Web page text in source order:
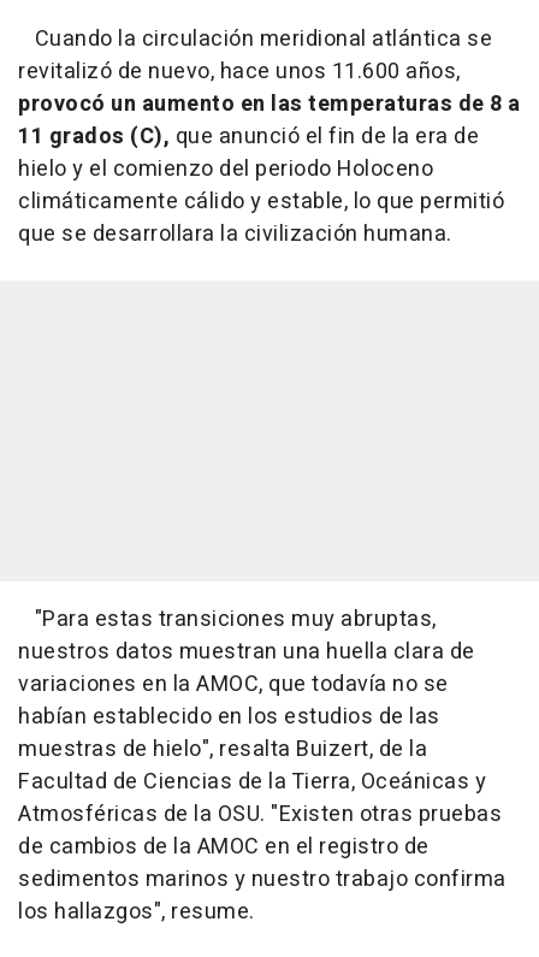
Cuando la circulación meridional atlántica se
revitalizó de nuevo, hace unos 11.600 años,
provocó un aumento en las temperaturas de 8 a
11 grados (C), que anunció el fin de la era de
hielo y el comienzo del periodo Holoceno
climáticamente cálido y estable, lo que permitió
que se desarrollara la civilización humana.
"Para estas transiciones muy abruptas,
nuestros datos muestran una huella clara de
variaciones en la AMOC, que todavía no se
habían establecido en los estudios de las
muestras de hielo", resalta Buizert, de la
Facultad de Ciencias de la Tierra, Oceánicas y
Atmosféricas de la OSU. "Existen otras pruebas
de cambios de la AMOC en el registro de
sedimentos marinos y nuestro trabajo confirma
los hallazgos", resume.